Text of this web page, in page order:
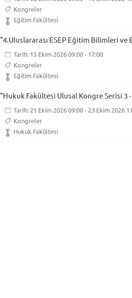
Kongreler
Eğitim Fakültesi
"4.Uluslararası ESEP Eğitim Bilimleri
Tarih: 15 Ekim 2026 09:00 - 17:00
Kongreler
Eğitim Fakültesi
"Hukuk Fakültesi Ulusal Kongre Serisi 3
Tarih: 21 Ekim 2026 09:00 - 23 Ekim 2026
Kongreler
Hukuk Fakültesi